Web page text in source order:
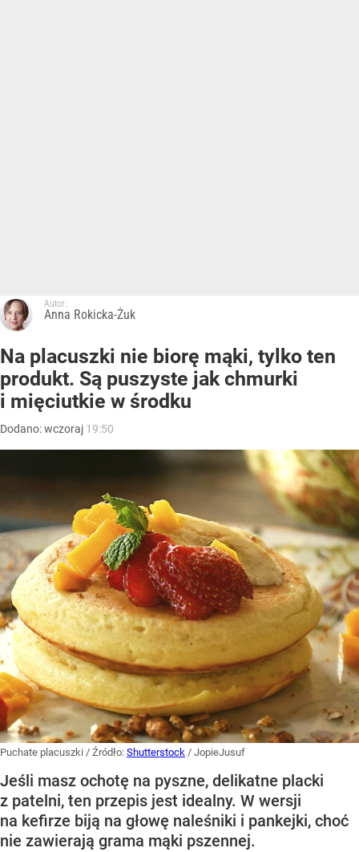
Autor:
Anna Rokicka-Żuk
Na placuszki nie biorę mąki, tylko ten
produkt. Są puszyste jak chmurki
i mięciutkie w środku
Dodano:wczoraj 19:50
Puchate placuszki / Źródło: Shutterstock / JopieJusuf
Jeśli masz ochotę na pyszne, delikatne placki
z patelni, ten przepis jest idealny. W wersji
na kefirze biją na głowę naleśniki i pankejki, choć
nie zawierają grama mąki pszennej.